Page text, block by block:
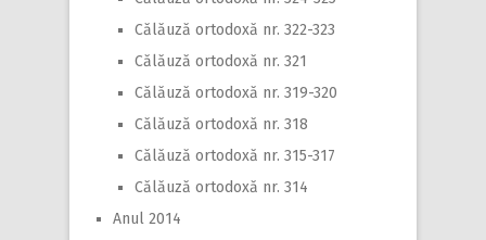
Călăuză ortodoxă nr. 322-323
Călăuză ortodoxă nr. 321
Călăuză ortodoxă nr. 319-320
Călăuză ortodoxă nr. 318
Călăuză ortodoxă nr. 315-317
Călăuză ortodoxă nr. 314
Anul 2014